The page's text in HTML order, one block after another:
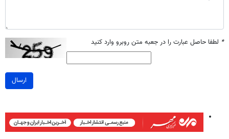
* لطفا حاصل عبارت را در جعبه متن روبرو وارد کنید
ارسال